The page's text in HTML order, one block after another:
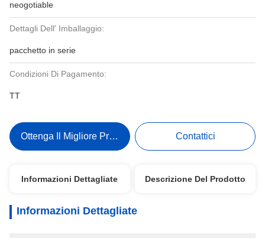
neogotiable
Dettagli Dell' Imballaggio:
pacchetto in serie
Condizioni Di Pagamento:
TT
Ottenga Il Migliore Prezzo Contattici
Informazioni Dettagliate Descrizione Del Prodotto
Informazioni Dettagliate